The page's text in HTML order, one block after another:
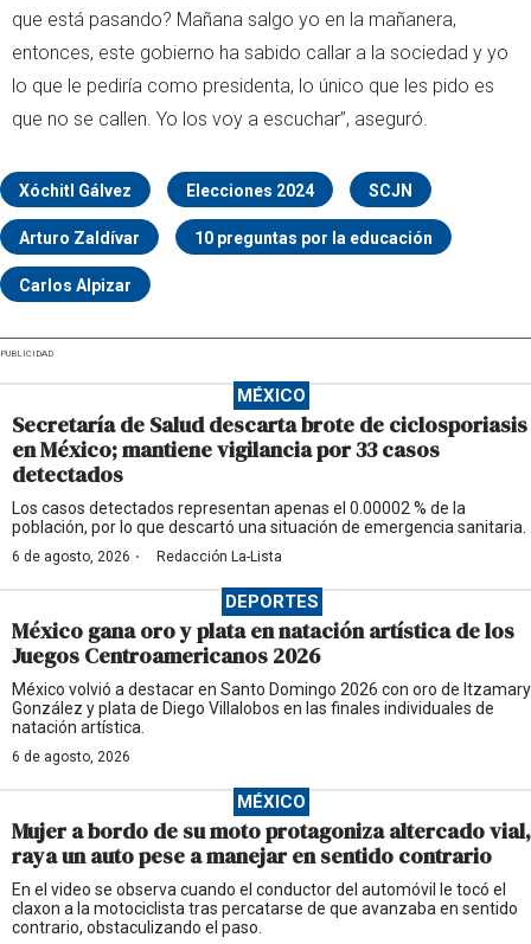
que está pasando? Mañana salgo yo en la mañanera,
entonces, este gobierno ha sabido callar a la sociedad y yo
lo que le pediría como presidenta, lo único que les pido es
que no se callen. Yo los voy a escuchar”, aseguró.
Xóchitl Gálvez Elecciones 2024 SCJN
Arturo Zaldívar 10 preguntas por la educación
Carlos Alpizar
PUBLICIDAD
MÉXICO
Secretaría de Salud descarta brote de ciclosporiasis
en México; mantiene vigilancia por 33 casos
detectados
Los casos detectados representan apenas el 0.00002 % de la
población, por lo que descartó una situación de emergencia sanitaria.
6 de agosto, 2026 · Redacción La-Lista
DEPORTES
México gana oro y plata en natación artística de los
Juegos Centroamericanos 2026
México volvió a destacar en Santo Domingo 2026 con oro de Itzamary
González y plata de Diego Villalobos en las finales individuales de
natación artística.
6 de agosto, 2026
MÉXICO
Mujer a bordo de su moto protagoniza altercado vial,
raya un auto pese a manejar en sentido contrario
En el video se observa cuando el conductor del automóvil le tocó el
claxon a la motociclista tras percatarse de que avanzaba en sentido
contrario, obstaculizando el paso.